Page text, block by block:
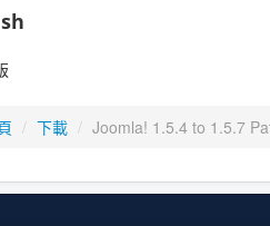
/ 下載 / Joomla! 1.5.4 to 1.5.7